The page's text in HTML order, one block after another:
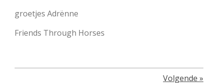
groetjes Adrënne
Friends Through Horses
Volgende »